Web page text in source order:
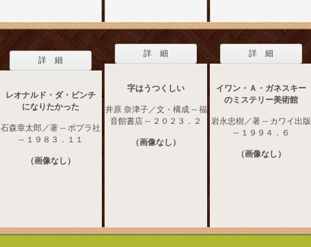
詳 細
レオナルド・ダ・ビンチ
になりたかった
石森章太郎／著 -- ポプラ社
-- １９８３．１１
（画像なし）
詳 細
字はうつくしい
井原 奈津子／文・構成 -- 福
音館書店 -- ２０２３．２
（画像なし）
詳 細
イワン・Ａ・ガネスキー
のミステリー美術館
岩永忠樹／著 -- カワイ出版
-- １９９４．６
（画像なし）